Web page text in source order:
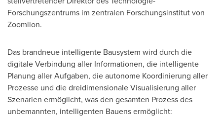
Forschungszentrums im zentralen Forschungsinstitut von
Zoomlion.
Das brandneue intelligente Bausystem wird durch die
digitale Verbindung aller Informationen, die intelligente
Planung aller Aufgaben, die autonome Koordinierung aller
Prozesse und die dreidimensionale Visualisierung aller
Szenarien ermöglicht, was den gesamten Prozess des
unbemannten, intelligenten Bauens ermöglicht: